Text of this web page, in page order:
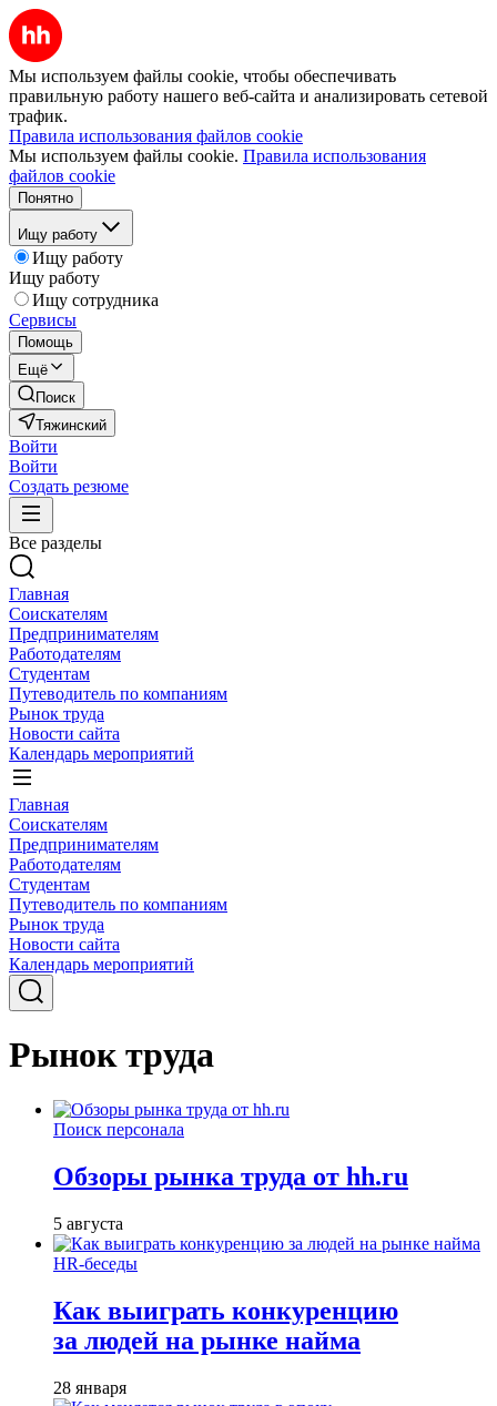
Мы используем файлы cookie, чтобы обеспечивать
правильную работу нашего веб-сайта и анализировать сетевой
трафик.
Правила использования файлов cookie
Мы используем файлы cookie. Правила использования
файлов cookie
Понятно
Ищу работу
Ищу работу
Ищу работу
Ищу сотрудника
Сервисы
Помощь
Ещё
Поиск
Тяжинский
Войти
Войти
Создать резюме
Все разделы
Главная
Соискателям
Предпринимателям
Работодателям
Студентам
Путеводитель по компаниям
Рынок труда
Новости сайта
Календарь мероприятий
Главная
Соискателям
Предпринимателям
Работодателям
Студентам
Путеводитель по компаниям
Рынок труда
Новости сайта
Календарь мероприятий
Рынок труда
Поиск персонала
Обзоры рынка труда от hh.ru
5 августа
HR-беседы
Как выиграть конкуренцию
за людей на рынке найма
28 января